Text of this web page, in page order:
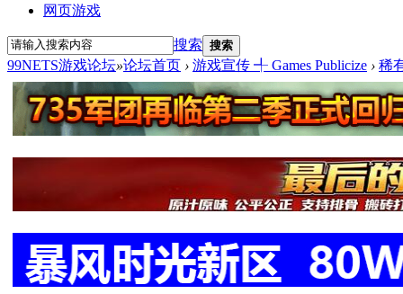
网页游戏
搜索 搜索
99NETS游戏论坛»论坛首页 › 游戏宣传 ╃ Games Publicize › 稀